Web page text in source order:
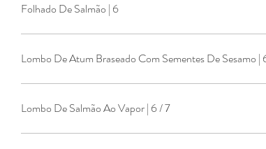
Folhado De Salmão | 6
Lombo De Atum Braseado Com Sementes De Sesamo |
Lombo De Salmão Ao Vapor | 6 / 7